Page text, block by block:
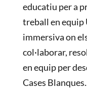
educatiu per a
treball en equip
immersiva on
col·laborar,
en equip per
Cases